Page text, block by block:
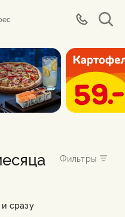
сразу